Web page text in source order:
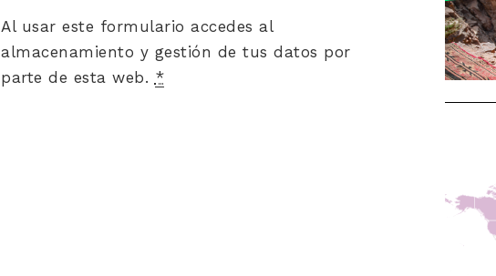
Al usar este formulario accedes al
almacenamiento y gestión de tus datos por
parte de esta web. *